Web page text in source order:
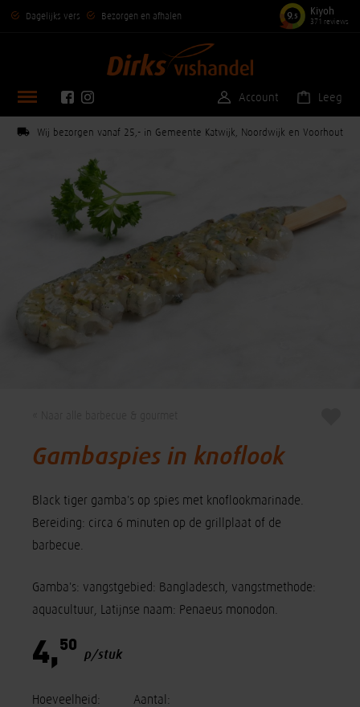
9,5 Kiyoh
371 reviews
Dagelijks vers Bezorgen en afhalen
Account Leeg
Wij bezorgen vanaf 25,- in Gemeente Katwijk, Noordwijk en Voorhout
Gambaspies in knoflook
Black tiger gamba's op spies met knoflookmarinade.
Bereiding: circa 6 minuten op de grillplaat of de
barbecue.
Gamba's: vangstgebied: Bangladesch, vangstmethode:
aquacultuur, Latijnse naam: Penaeus monodon.
4, 50
p/stuk
Hoeveelheid: Aantal: